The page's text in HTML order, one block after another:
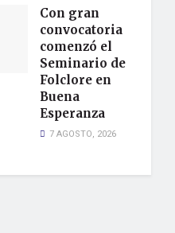
Con gran
convocatoria
comenzó el
Seminario de
Folclore en
Buena
Esperanza
7 AGOSTO, 2026